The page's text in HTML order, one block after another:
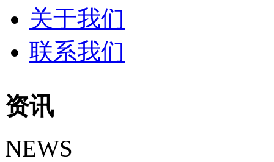
关于我们
联系我们
资讯
NEWS